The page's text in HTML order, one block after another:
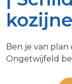
Ben je van
Ongetwijfeld